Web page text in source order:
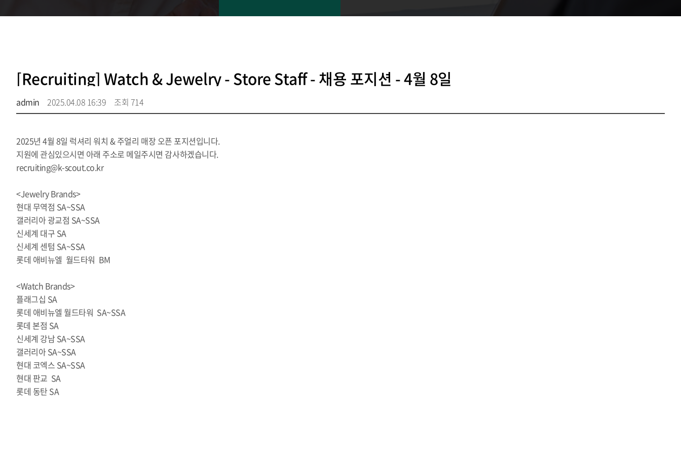
[Recruiting] Watch & Jewelry - Store Staff - 채용 포지션 - 4월 8일
admin 2025.04.08 16:39 조회 714
2025년 4월 8일 럭셔리 워치 & 주얼리 매장 오픈 포지션입니다.
지원에 관심있으시면 아래 주소로 메일주시면 감사하겠습니다.
recruiting@k-scout.co.kr
<Jewelry Brands>
현대 무역점 SA~SSA
갤러리아 광교점 SA~SSA
신세계 대구 SA
신세계 센텀 SA~SSA
롯데 애비뉴엘 월드타워 BM
<Watch Brands>
플래그십 SA
롯데 애비뉴엘 월드타워 SA~SSA
롯데 본점 SA
신세계 강남 SA~SSA
갤러리아 SA~SSA
현대 코엑스 SA~SSA
현대 판교 SA
롯데 동탄 SA